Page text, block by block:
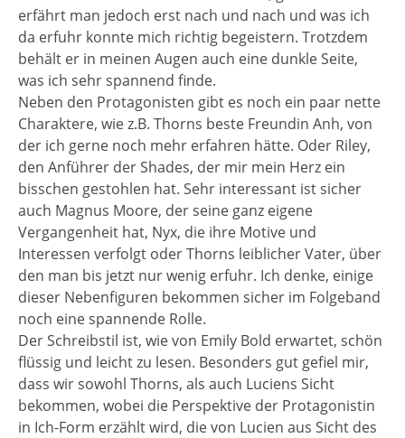
erfährt man jedoch erst nach und nach und was ich
da erfuhr konnte mich richtig begeistern. Trotzdem
behält er in meinen Augen auch eine dunkle Seite,
was ich sehr spannend finde.
Neben den Protagonisten gibt es noch ein paar nette
Charaktere, wie z.B. Thorns beste Freundin Anh, von
der ich gerne noch mehr erfahren hätte. Oder Riley,
den Anführer der Shades, der mir mein Herz ein
bisschen gestohlen hat. Sehr interessant ist sicher
auch Magnus Moore, der seine ganz eigene
Vergangenheit hat, Nyx, die ihre Motive und
Interessen verfolgt oder Thorns leiblicher Vater, über
den man bis jetzt nur wenig erfuhr. Ich denke, einige
dieser Nebenfiguren bekommen sicher im Folgeband
noch eine spannende Rolle.
Der Schreibstil ist, wie von Emily Bold erwartet, schön
flüssig und leicht zu lesen. Besonders gut gefiel mir,
dass wir sowohl Thorns, als auch Luciens Sicht
bekommen, wobei die Perspektive der Protagonistin
in Ich-Form erzählt wird, die von Lucien aus Sicht des